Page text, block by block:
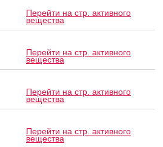
Перейти на стр. активного
вещества
Перейти на стр. активного
вещества
Перейти на стр. активного
вещества
Перейти на стр. активного
вещества